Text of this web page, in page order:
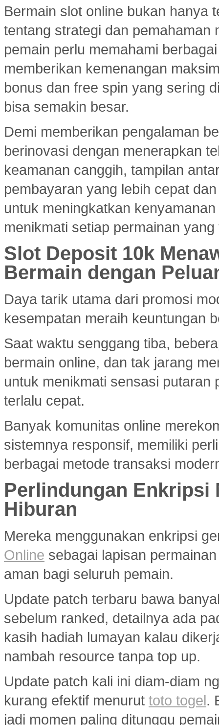
Bermain slot online bukan hanya
tentang strategi dan
pemain perlu memahami
memberikan kemenangan
bonus dan free spin yang sering
bisa semakin besar.
Demi memberikan pengalaman
berinovasi dengan menerapkan
keamanan canggih, tampilan
pembayaran yang lebih cepat
untuk meningkatkan
menikmati setiap permainan
Slot Deposit 10k
Bermain dengan
Daya tarik utama dari promosi
kesempatan meraih keuntungan
Saat waktu senggang tiba,
bermain online, dan tak jarang
untuk menikmati sensasi putaran
terlalu cepat.
Banyak komunitas online
sistemnya responsif, memiliki
berbagai metode transaksi
Perlindungan Enkripsi
Hiburan
Mereka menggunakan enkripsi
Online sebagai lapisan
aman bagi seluruh pemain.
Update patch terbaru bawa
sebelum ranked, detailnya ada
kasih hadiah lumayan kalau
nambah resource tanpa top up.
Update patch kali ini diam-diam
kurang efektif menurut toto togel.
jadi momen paling ditunggu